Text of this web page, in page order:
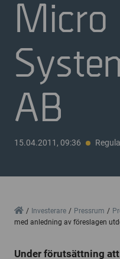
Micro
AB
15.04.2011, 09:36
HomeInvesterare Pressrum
med anledning av föreslagen
Under förutsättning